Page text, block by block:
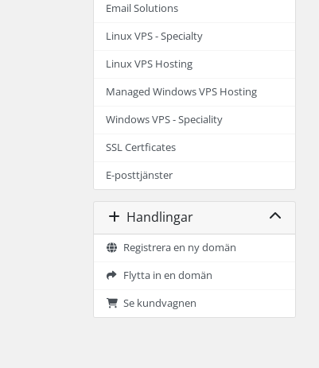
Email Solutions
Linux VPS - Specialty
Linux VPS Hosting
Managed Windows VPS Hosting
Windows VPS - Speciality
SSL Certficates
E-posttjänster
Handlingar
Registrera en ny domän
Flytta in en domän
Se kundvagnen